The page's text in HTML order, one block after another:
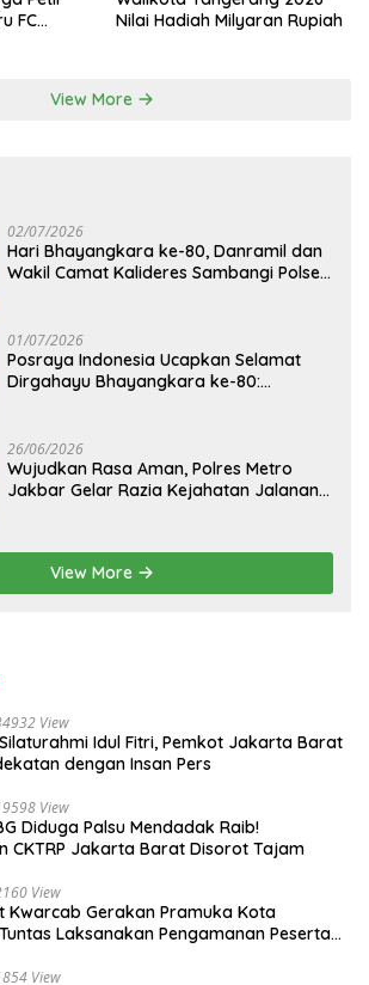
FC
Nilai Hadiah Milyaran Rupiah
View More
02/07/2026
Hari Bhayangkara ke-80, Danramil dan
Wakil Camat Kalideres Sambangi Polsek
01/07/2026
Posraya Indonesia Ucapkan Selamat
Dirgahayu Bhayangkara ke-80:
26/06/2026
Wujudkan Rasa Aman, Polres Metro
Jakbar Gelar Razia Kejahatan Jalanan
View More
View
Idul Fitri, Pemkot Jakarta Barat
dengan Insan Pers
View
Diduga Palsu Mendadak Raib!
CKTRP Jakarta Barat Disorot Tajam
View
Kwarcab Gerakan Pramuka Kota
Laksanakan Pengamanan Peserta
View